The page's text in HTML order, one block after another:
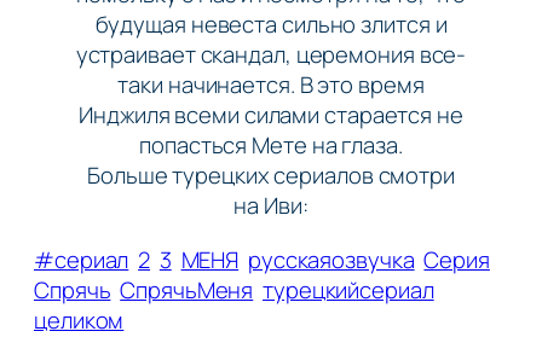
будущая невеста сильно злится и
устраивает скандал, церемония все-
таки начинается. В это время
Инджиля всеми силами старается не
попасться Мете на глаза.
Больше турецких сериалов смотри
на Иви:
#сериал 2 3 МЕНЯ русскаяозвучка Серия
Спрячь СпрячьМеня турецкийсериал
целиком